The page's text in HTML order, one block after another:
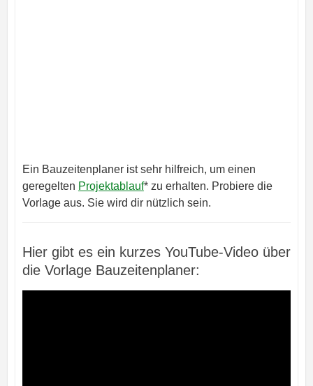
Ein Bauzeitenplaner ist sehr hilfreich, um einen
geregelten Projektablauf* zu erhalten. Probiere die
Vorlage aus. Sie wird dir nützlich sein.
Hier gibt es ein kurzes YouTube-Video über
die Vorlage Bauzeitenplaner: